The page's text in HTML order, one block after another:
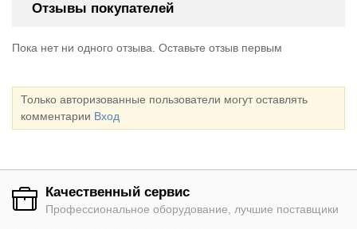
Отзывы покупателей
Пока нет ни одного отзыва. Оставьте отзыв первым
Только авторизованные пользователи могут оставлять
комментарии Вход
Качественный сервис
Профессиональное оборудование, лучшие поставщики